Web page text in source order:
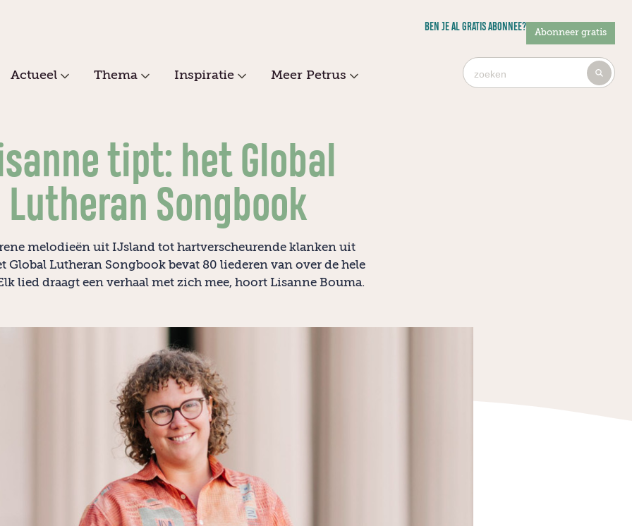
BEN JE AL GRATIS ABONNEE? Abonneer gratis
Actueel Thema Inspiratie Meer Petrus
tipt: het Global
Lutheran Songbook
melodieën uit IJsland tot hartverscheurende klanken uit
Global Lutheran Songbook bevat 80 liederen van over de hele
lied draagt een verhaal met zich mee, hoort Lisanne Bouma.